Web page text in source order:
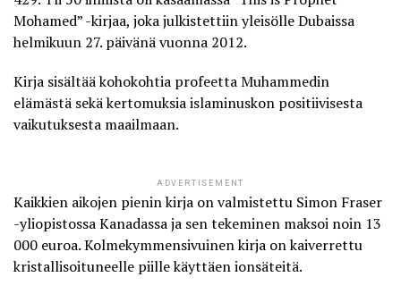
Mohamed” -kirjaa, joka julkistettiin yleisölle Dubaissa
helmikuun 27. päivänä vuonna 2012.
Kirja sisältää kohokohtia profeetta Muhammedin
elämästä sekä kertomuksia islaminuskon positiivisesta
vaikutuksesta maailmaan.
ADVERTISEMENT
Kaikkien aikojen pienin kirja on valmistettu Simon Fraser
-yliopistossa Kanadassa ja sen tekeminen maksoi noin 13
000 euroa. Kolmekymmensivuinen kirja on kaiverrettu
kristallisoituneelle piille käyttäen ionsäteitä.